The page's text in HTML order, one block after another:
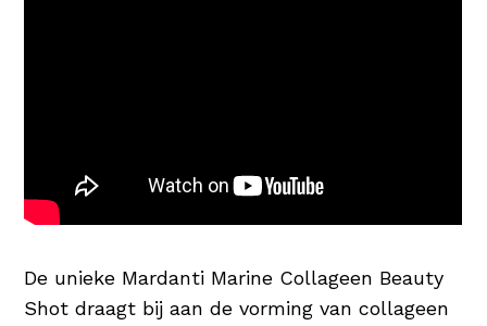
De unieke Mardanti Marine Collageen Beauty
Shot draagt bij aan de vorming van collageen